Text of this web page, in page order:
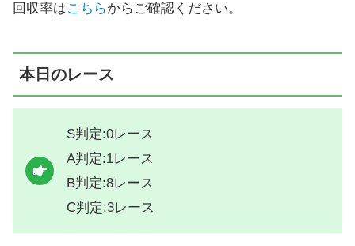
回収率はこちらからご確認ください。
本日のレース
S判定:0レース
A判定:1レース
B判定:8レース
C判定:3レース